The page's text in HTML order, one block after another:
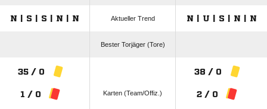
N | S | S | N | N Aktueller Trend N | U | S | N | N
Bester Torjäger (Tore)
35 / 0
1 / 0 Karten (Team/Offiz.)
38 / 0
2 / 0